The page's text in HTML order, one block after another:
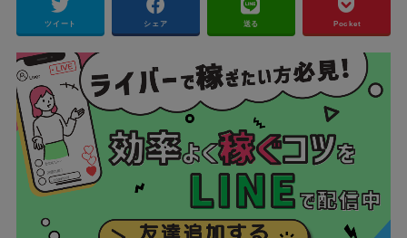
ツイート シェア 送る Pocket